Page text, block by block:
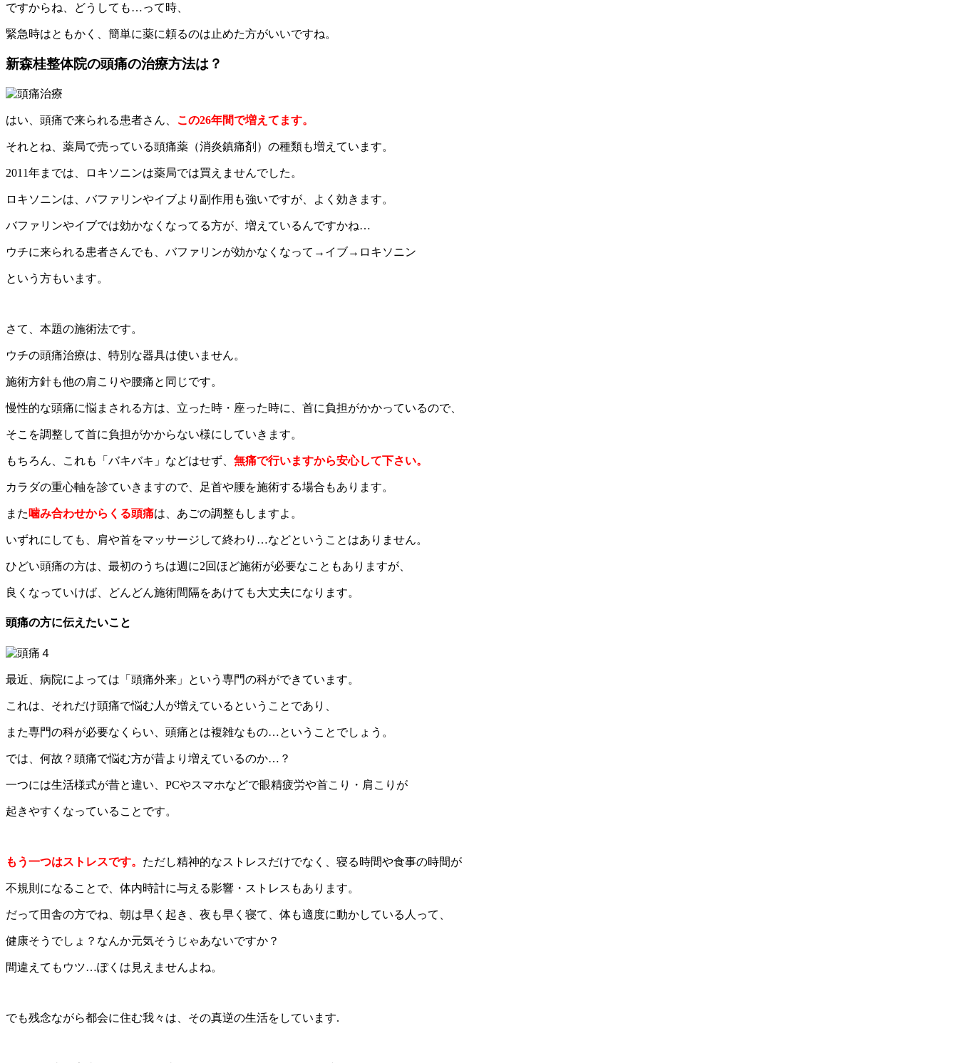
ですからね、どうしても…って時、
緊急時はともかく、簡単に薬に頼るのは止めた方がいいですね。
新森桂整体院の頭痛の治療方法は？
はい、頭痛で来られる患者さん、 この26年間で増えてます。
それとね、薬局で売っている頭痛薬（消炎鎮痛剤）の種類も増えています。
2011年までは、ロキソニンは薬局では買えませんでした。
ロキソニンは、バファリンやイブより副作用も強いですが、よく効きます。
バファリンやイブでは効かなくなってる方が、増えているんですかね…
ウチに来られる患者さんでも、バファリンが効かなくなって→イブ→ロキソニン
という方もいます。
さて、本題の施術法です。
ウチの頭痛治療は、特別な器具は使いません。
施術方針も他の肩こりや腰痛と同じです。
慢性的な頭痛に悩まされる方は、立った時・座った時に、首に負担がかかっているので、
そこを調整して首に負担がかからない様にしていきます。
もちろん、これも「バキバキ」などはせず、 無痛で行いますから安心して下さい。
カラダの重心軸を診ていきますので、足首や腰を施術する場合もあります。
また 噛み合わせからくる頭痛は、あごの調整もしますよ。
いずれにしても、肩や首をマッサージして終わり…などということはありません。
ひどい頭痛の方は、最初のうちは週に2回ほど施術が必要なこともありますが、
良くなっていけば、どんどん施術間隔をあけても大丈夫になります。
頭痛の方に伝えたいこと
最近、病院によっては「頭痛外来」という専門の科ができています。
これは、それだけ頭痛で悩む人が増えているということであり、
また専門の科が必要なくらい、頭痛とは複雑なもの…ということでしょう。
では、何故？頭痛で悩む方が昔より増えているのか…？
一つには生活様式が昔と違い、PCやスマホなどで眼精疲労や首こり・肩こりが
起きやすくなっていることです。
もう一つはストレスです。 ただし精神的なストレスだけでなく、寝る時間や食事の時間が
不規則になることで、体内時計に与える影響・ストレスもあります。
だって田舎の方でね、朝は早く起き、夜も早く寝て、体も適度に動かしている人って、
健康そうでしょ？なんか元気そうじゃあないですか？
間違えてもウツ…ぽくは見えませんよね。
でも残念ながら都会に住む我々は、その真逆の生活をしています.